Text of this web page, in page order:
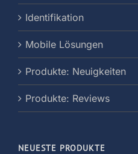
Identifikation
Mobile Lösungen
Produkte: Neuigkeiten
Produkte: Reviews
NEUESTE PRODUKTE